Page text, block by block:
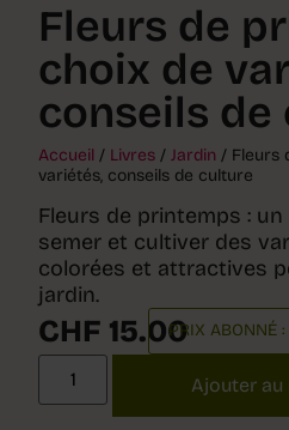
Fleurs de
choix de
conseils de
Accueil / Livres / Jardin / Fleurs
variétés, conseils de culture
Fleurs de printemps :
semer et cultiver des
colorées et attractives
jardin.
CHF 15.00PRIX ABONNÉ :
Ajouter au